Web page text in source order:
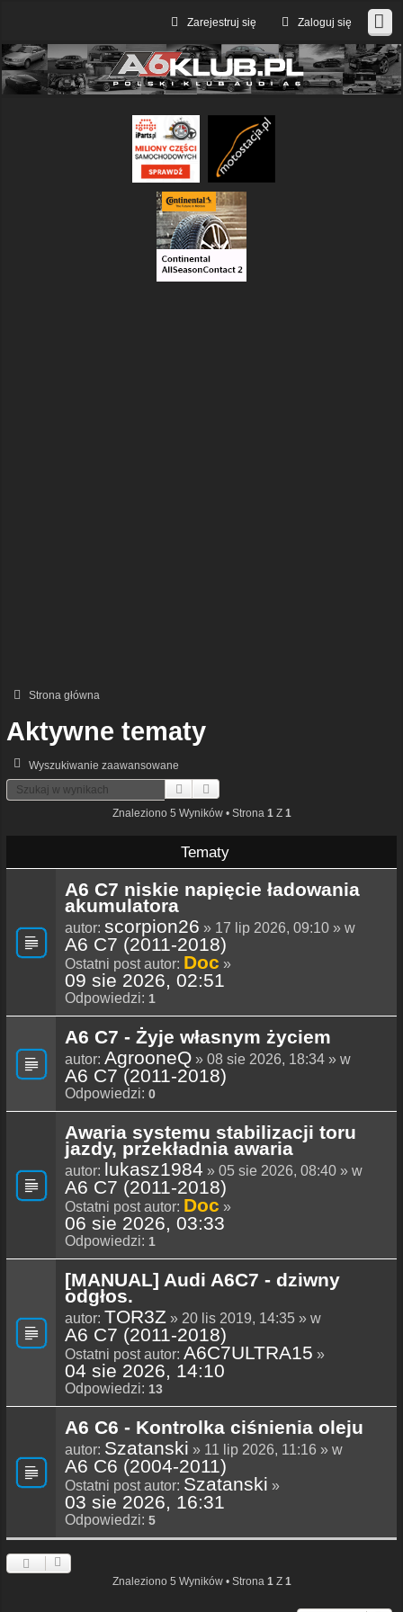
Zaloguj się
Zarejestruj się
Strona główna
Aktywne tematy
Wyszukiwanie zaawansowane
Szukaj
Znaleziono 5 Wyników • Strona 1 Z 1
Tematy
A6 C7 niskie napięcie ładowania
akumulatora
autor: scorpion26 » 17 lip 2026, 09:10 » w
A6 C7 (2011-2018)
Ostatni post autor: Doc »
09 sie 2026, 02:51
Odpowiedzi: 1
A6 C7 - Żyje własnym życiem
autor: AgrooneQ » 08 sie 2026, 18:34 » w
A6 C7 (2011-2018)
Odpowiedzi: 0
Awaria systemu stabilizacji toru
jazdy, przekładnia awaria
autor: lukasz1984 » 05 sie 2026, 08:40 » w
A6 C7 (2011-2018)
Ostatni post autor: Doc »
06 sie 2026, 03:33
Odpowiedzi: 1
[MANUAL] Audi A6C7 - dziwny
odgłos.
autor: TOR3Z » 20 lis 2019, 14:35 » w
A6 C7 (2011-2018)
Ostatni post autor: A6C7ULTRA15 »
04 sie 2026, 14:10
Odpowiedzi: 13
A6 C6 - Kontrolka ciśnienia oleju
autor: Szatanski » 11 lip 2026, 11:16 » w
A6 C6 (2004-2011)
Ostatni post autor: Szatanski »
03 sie 2026, 16:31
Odpowiedzi: 5
Znaleziono 5 Wyników • Strona 1 Z 1